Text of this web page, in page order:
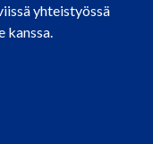
yhteistyössä
kanssa.